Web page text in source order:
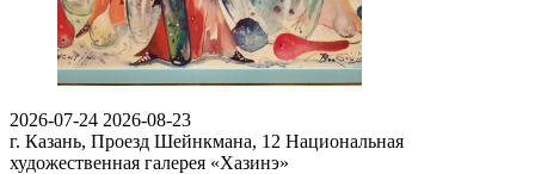
2026-07-24 2026-08-23
г. Казань, Проезд Шейнкмана, 12 Национальная
художественная галерея «Хазинэ»